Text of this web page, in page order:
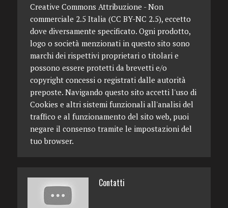
Creative Commons Attribuzione - Non
commerciale 2.5 Italia (CC BY-NC 2.5), eccetto
dove diversamente specificato. Ogni prodotto,
logo o società menzionati in questo sito sono
marchi dei rispettivi proprietari o titolari e
possono essere protetti da brevetti e/o
copyright concessi o registrati dalle autorità
preposte. Navigando questo sito accetti l'uso di
Cookies e altri sistemi funzionali all'analisi del
traffico e al funzionamento del sito web, puoi
negare il consenso tramite le impostazioni del
tuo browser.
Contatti